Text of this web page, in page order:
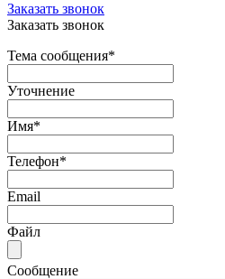
Заказать звонок
Заказать звонок
Тема сообщения*
Уточнение
Имя*
Телефон*
Email
Файл
Сообщение